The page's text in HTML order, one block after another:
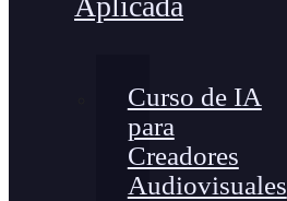
Curso de IA
para
Creadores
Audiovisuales